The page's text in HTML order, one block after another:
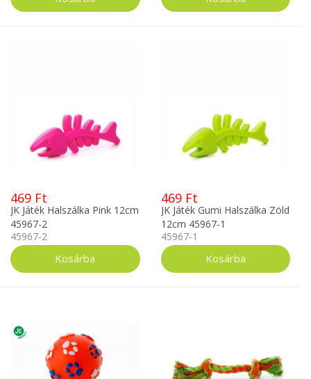
469 Ft
JK Játék Halszálka Pink 12cm
45967-2
45967-2
469 Ft
JK Játék Gumi Halszálka Zöld
12cm 45967-1
45967-1